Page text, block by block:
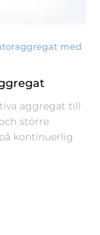
med
aggregat till
större
kontinuerlig